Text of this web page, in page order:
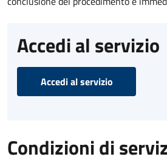
Accedi al servizio
Accedi al servizio
Condizioni di